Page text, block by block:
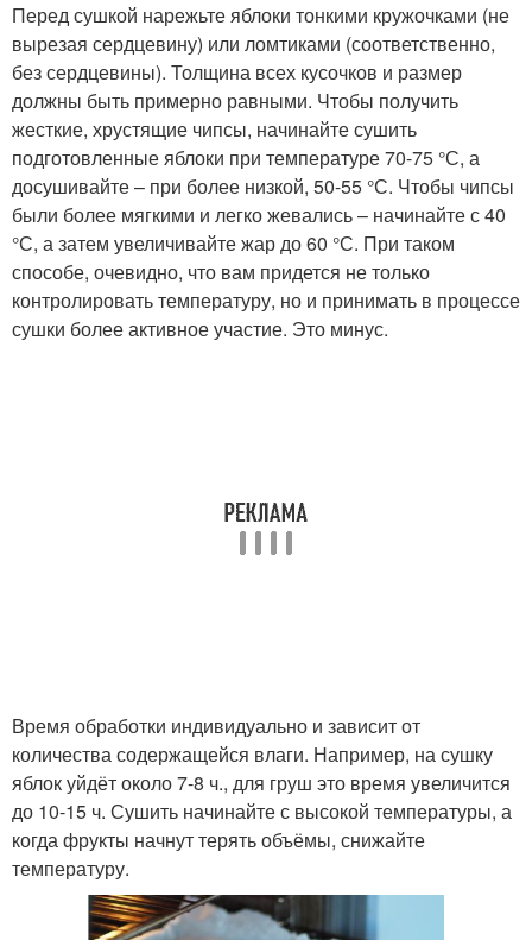
Перед сушкой нарежьте яблоки тонкими кружочками (не
вырезая сердцевину) или ломтиками (соответственно,
без сердцевины). Толщина всех кусочков и размер
должны быть примерно равными. Чтобы получить
жесткие, хрустящие чипсы, начинайте сушить
подготовленные яблоки при температуре 70-75 °С, а
досушивайте – при более низкой, 50-55 °С. Чтобы чипсы
были более мягкими и легко жевались – начинайте с 40
°С, а затем увеличивайте жар до 60 °С. При таком
способе, очевидно, что вам придется не только
контролировать температуру, но и принимать в процессе
сушки более активное участие. Это минус.
Время обработки индивидуально и зависит от
количества содержащейся влаги. Например, на сушку
яблок уйдёт около 7-8 ч., для груш это время увеличится
до 10-15 ч. Сушить начинайте с высокой температуры, а
когда фрукты начнут терять объёмы, снижайте
температуру.